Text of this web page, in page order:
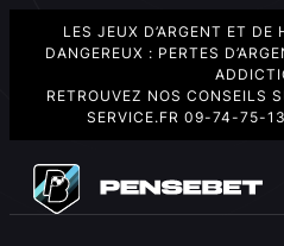
LES JEUX D’ARGENT ET DE
DANGEREUX : PERTES
RETROUVEZ NOS CONSEILS
SERVICE.FR 09-74-75-
contenu